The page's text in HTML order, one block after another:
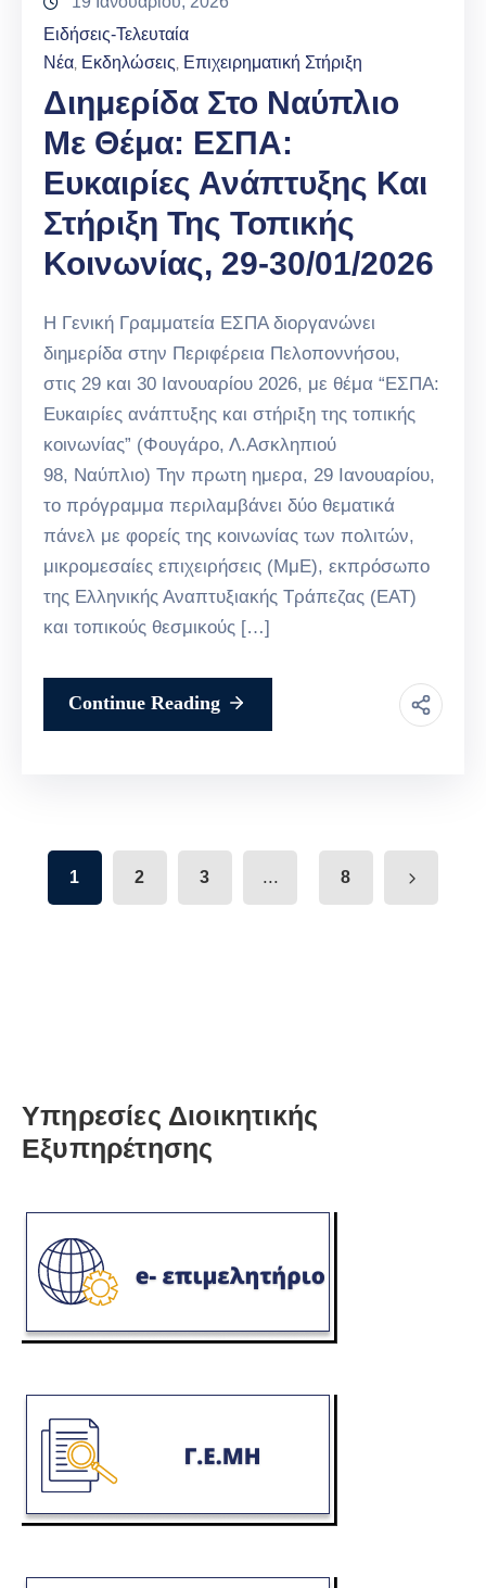
Ειδήσεις-Τελευταία
Νέα‚ Εκδηλώσεις‚ Επιχειρηματική Στήριξη
Διημερίδα Στο Ναύπλιο
Με Θέμα: ΕΣΠΑ:
Ευκαιρίες Ανάπτυξης Και
Στήριξη Της Τοπικής
Κοινωνίας, 29-30/01/2026
Η Γενική Γραμματεία ΕΣΠΑ διοργανώνει
διημερίδα στην Περιφέρεια Πελοποννήσου,
στις 29 και 30 Ιανουαρίου 2026, με θέμα “ΕΣΠΑ:
Ευκαιρίες ανάπτυξης και στήριξη της τοπικής
κοινωνίας” (Φουγάρο, Λ.Ασκληπιού
98, Ναύπλιο) Την πρωτη ημερα, 29 Ιανουαρίου,
το πρόγραμμα περιλαμβάνει δύο θεματικά
πάνελ με φορείς της κοινωνίας των πολιτών,
μικρομεσαίες επιχειρήσεις (ΜμΕ), εκπρόσωπο
της Ελληνικής Αναπτυξιακής Τράπεζας (ΕΑΤ)
και τοπικούς θεσμικούς […]
Continue Reading
1 2 3 ... 8
Υπηρεσίες Διοικητικής
Εξυπηρέτησης